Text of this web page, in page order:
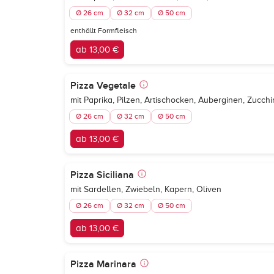
Ø 26 cm Ø 32 cm Ø 50 cm
enthällt Formfleisch
ab 13,00 €
Pizza Vegetale
mit Paprika, Pilzen, Artischocken, Auberginen,
Ø 26 cm Ø 32 cm Ø 50 cm
ab 13,00 €
Pizza Siciliana
mit Sardellen, Zwiebeln, Kapern, Oliven
Ø 26 cm Ø 32 cm Ø 50 cm
ab 13,00 €
Pizza Marinara